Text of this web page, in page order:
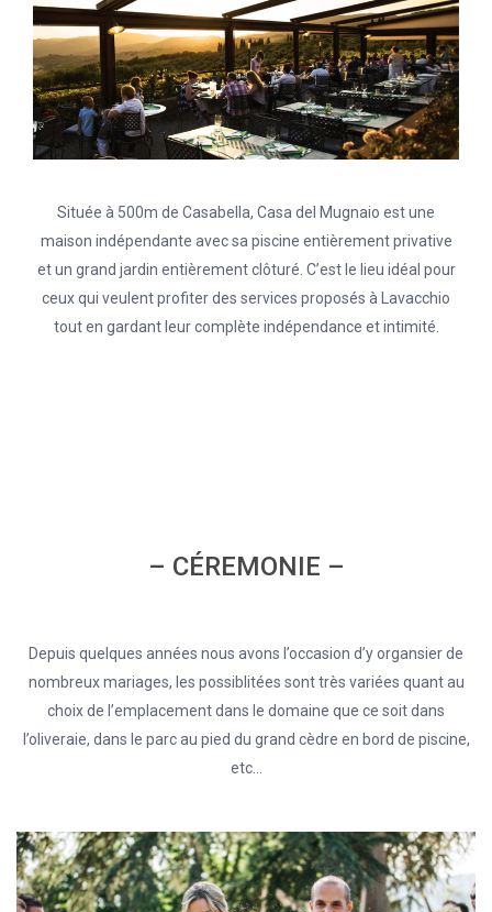
Située à 500m de Casabella, Casa del Mugnaio est une
maison indépendante avec sa piscine entièrement privative
et un grand jardin entièrement clôturé. C’est le lieu idéal pour
ceux qui veulent profiter des services proposés à Lavacchio
tout en gardant leur complète indépendance et intimité.
– CÉREMONIE –
Depuis quelques années nous avons l’occasion d’y organsier de
nombreux mariages, les possiblitées sont très variées quant au
choix de l’emplacement dans le domaine que ce soit dans
l’oliveraie, dans le parc au pied du grand cèdre en bord de piscine,
etc…